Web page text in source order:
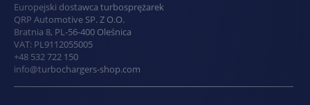
Europejski dostawca turbosprężarek
QRP Automotive SP. Z O.O.
Bratnia 8, PL-56-400 Oleśnica
VAT: PL9112055005
+48 532 722 150
info@turbochargers-shop.com